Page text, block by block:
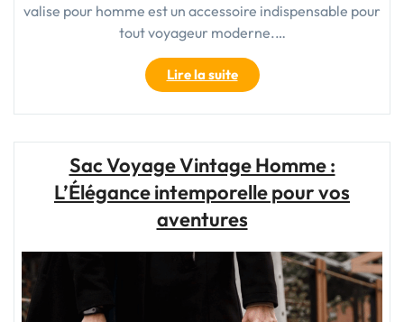
valise pour homme est un accessoire indispensable pour
tout voyageur moderne.…
Lire la suite"Le
Guide
Ultime
Valise
pour
Homme
:
Style,
Fonctionnalité
et
Élégance"
Sac Voyage Vintage Homme :
L’Élégance intemporelle pour vos
aventures